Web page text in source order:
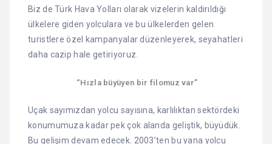
Biz de Türk Hava Yolları olarak vizelerin kaldırıldığı
ülkelere giden yolculara ve bu ülkelerden gelen
turistlere özel kampanyalar düzenleyerek, seyahatleri
daha cazip hale getiriyoruz.
“Hızla büyüyen bir filomuz var”
Uçak sayımızdan yolcu sayısına, karlılıktan sektördeki
konumumuza kadar pek çok alanda geliştik, büyüdük.
Bu gelişim devam edecek. 2003’ten bu yana yolcu